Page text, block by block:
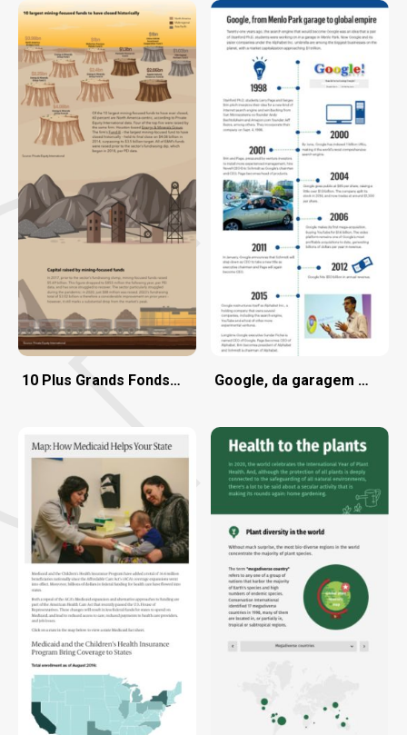
10 Plus Grands Fonds Axés sur l’Extraction Minière
Google, da garagem de